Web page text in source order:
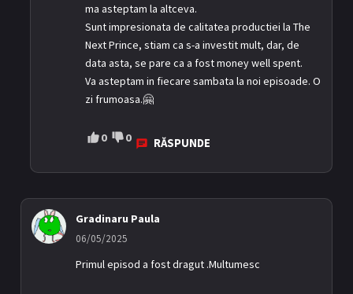
ma asteptam la altceva.
Sunt impresionata de calitatea productiei la The
Next Prince, stiam ca s-a investit mult, dar, de
data asta, se pare ca a fost money well spent.
Va asteptam in fiecare sambata la noi episoade. O
zi frumoasa.🤗
0 0 RĂSPUNDE
Gradinaru Paula
06/05/2025
Primul episod a fost dragut .Multumesc